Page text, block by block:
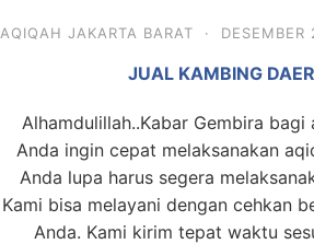
AQIQAH JAKARTA BARAT ·
JUAL KAMBING
Alhamdulillah..Kabar Gembira
Anda ingin cepat melaksanakan
Anda lupa harus segera
Kami bisa melayani dengan cehkan
Anda. Kami kirim tepat waktu